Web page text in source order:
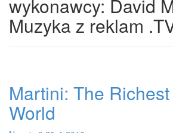
wykonawcy: David
Muzyka z reklam
Martini: The
World